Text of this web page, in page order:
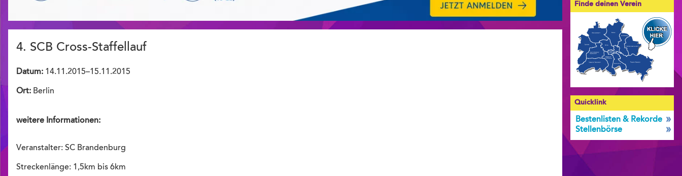
4. SCB Cross-Staffellauf
Datum: 14.11.2015–15.11.2015
Ort: Berlin
weitere Informationen:
Veranstalter: SC Brandenburg
Streckenlänge: 1,5km bis 6km
Finde deinen Verein
Quicklink
Bestenlisten & Rekorde
Stellenbörse